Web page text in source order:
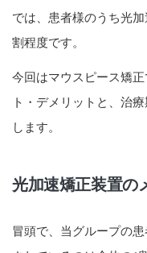
では、患者様のうち光
割程度です。
今回はマウスピース矯
ト・デメリットと、治
します。
光加速矯正装置の
冒頭で、当グループの